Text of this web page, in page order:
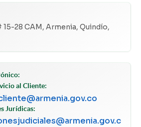
15-28 CAM, Armenia, Quindío,
al Cliente:
Jurídicas: